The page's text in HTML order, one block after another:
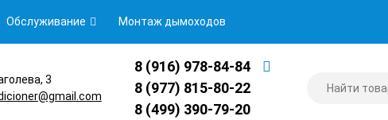
Обслуживание Монтаж дымоходов
3
8 (916) 978-84-84
8 (977) 815-80-22
8 (499) 390-79-20